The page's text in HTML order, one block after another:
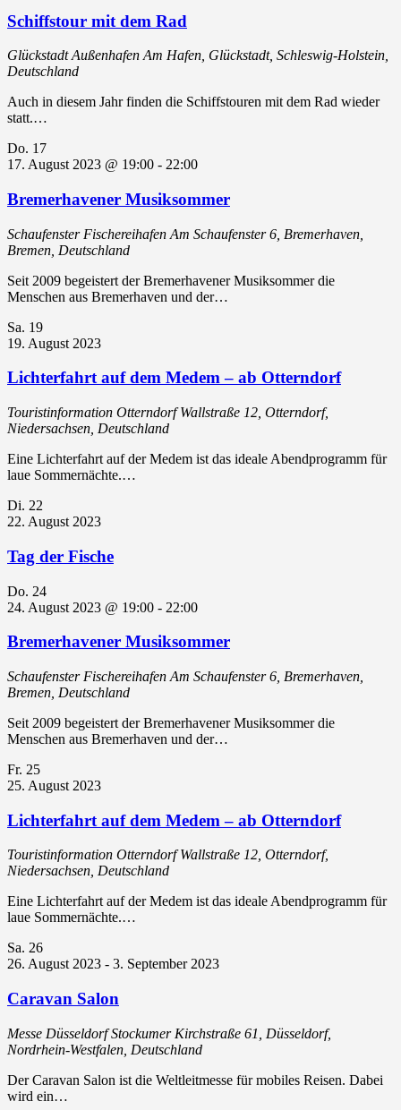
Schiffstour mit dem Rad
Glückstadt Außenhafen Am Hafen, Glückstadt, Schleswig-Holstein,
Deutschland
Auch in diesem Jahr finden die Schiffstouren mit dem Rad wieder
statt.…
Do. 17
17. August 2023 @ 19:00 - 22:00
Bremerhavener Musiksommer
Schaufenster Fischereihafen Am Schaufenster 6, Bremerhaven,
Bremen, Deutschland
Seit 2009 begeistert der Bremerhavener Musiksommer die
Menschen aus Bremerhaven und der…
Sa. 19
19. August 2023
Lichterfahrt auf dem Medem – ab Otterndorf
Touristinformation OtterndorfWallstraße 12, Otterndorf,
Niedersachsen, Deutschland
Eine Lichterfahrt auf der Medem ist das ideale Abendprogramm für
laue Sommernächte.…
Di. 22
22. August 2023
Tag der Fische
Do. 24
24. August 2023 @ 19:00 - 22:00
Bremerhavener Musiksommer
Schaufenster Fischereihafen Am Schaufenster 6, Bremerhaven,
Bremen, Deutschland
Seit 2009 begeistert der Bremerhavener Musiksommer die
Menschen aus Bremerhaven und der…
Fr. 25
25. August 2023
Lichterfahrt auf dem Medem – ab Otterndorf
Touristinformation OtterndorfWallstraße 12, Otterndorf,
Niedersachsen, Deutschland
Eine Lichterfahrt auf der Medem ist das ideale Abendprogramm für
laue Sommernächte.…
Sa. 26
26. August 2023 - 3. September 2023
Caravan Salon
Messe DüsseldorfStockumer Kirchstraße 61, Düsseldorf,
Nordrhein-Westfalen, Deutschland
Der Caravan Salon ist die Weltleitmesse für mobiles Reisen. Dabei
wird ein…